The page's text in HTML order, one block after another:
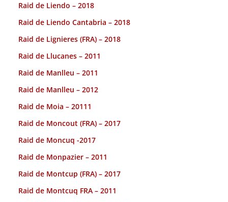
Raid de Liendo – 2018
Raid de Liendo Cantabria – 2018
Raid de Lignieres (FRA) – 2018
Raid de Llucanes – 2011
Raid de Manlleu – 2011
Raid de Manlleu – 2012
Raid de Moia – 20111
Raid de Moncout (FRA) – 2017
Raid de Moncuq -2017
Raid de Monpazier – 2011
Raid de Montcup (FRA) – 2017
Raid de Montcuq FRA – 2011